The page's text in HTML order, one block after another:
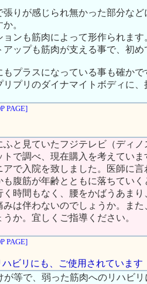
張りが感じられ無かった部分な
。
ョンも筋肉によって形作られます
アップも筋肉が支える事で、初
プラスになっている事も確か
リプリのダイナマイトボディに
PAGE]
と見ていたフジテレビ（ディ
トで調べ、現在購入を考えてい
アで入院を致しました。医師に
腹筋が年齢とともに落ちてい
く時間もなく、腰をかばうあま
みは伴わないのでしょうか。ま
か。宜しくご指導ください。
PAGE]
ビリにも、ご使用されています
が等で、弱った筋肉へのリハビ